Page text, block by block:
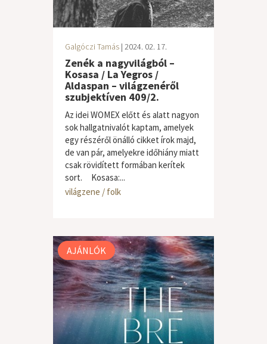
Galgóczi Tamás | 2024. 02. 17.
Zenék a nagyvilágból –
Kosasa / La Yegros /
Aldaspan – világzenéről
szubjektíven 409/2.
Az idei WOMEX előtt és alatt nagyon
sok hallgatnivalót kaptam, amelyek
egy részéről önálló cikket írok majd,
de van pár, amelyekre időhiány miatt
csak rövidített formában kerítek
sort. Kosasa:...
világzene / folk
AJÁNLÓK